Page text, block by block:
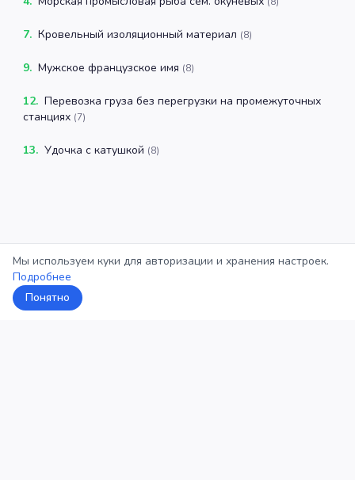
7. Кровельный изоляционный материал (8)
9. Мужское французское имя (8)
12. Перевозка груза без перегрузки на промежуточных
станциях (7)
13. Удочка с катушкой (8)
Мы используем куки для авторизации и хранения настроек.
Подробнее
Понятно